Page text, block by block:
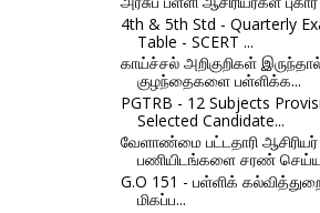
4th & 5th Std - Quarterly
Table - SCERT ...
காய்ச்சல் அறிகுறிகள்
குழந்தைகளை பள்ளிக்க...
PGTRB - 12 Subjects
Selected Candidate...
வேளாண்மை பட்டதாரி ஆசிரியர்
பணியிடங்களை சரண்
G.O 151 - பள்ளிக்
மிகப்ப...